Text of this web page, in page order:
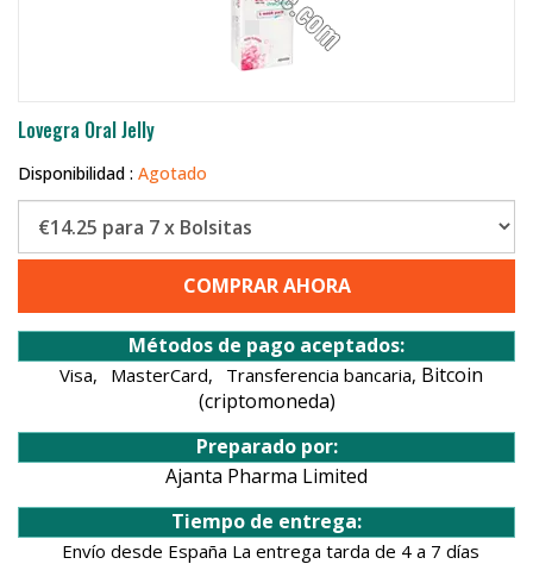
Lovegra Oral Jelly
Disponibilidad : Agotado
COMPRAR AHORA
Métodos de pago aceptados:
Visa, MasterCard, Transferencia bancaria, Bitcoin
(criptomoneda)
Preparado por:
Ajanta Pharma Limited
Tiempo de entrega:
Envío desde España La entrega tarda de 4 a 7 días